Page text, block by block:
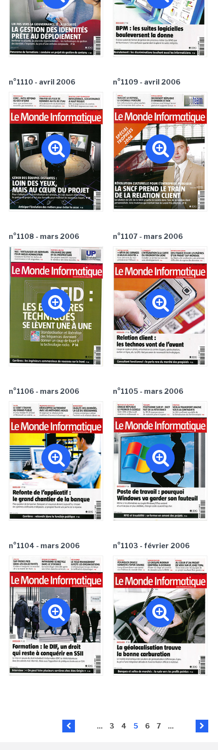
n°1110 - avril 2006 n°1109 - avril 2006
n°1108 - mars 2006 n°1107 - mars 2006
n°1106 - mars 2006 n°1105 - mars 2006
n°1104 - mars 2006 n°1103 - février 2006
... 3 4 5 6 7 ...